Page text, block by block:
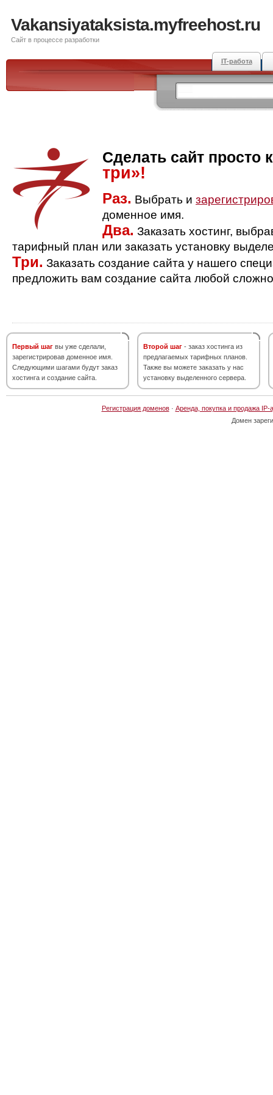
Vakansiyataksista.myfreehost.ru
Сайт в процессе разработки
IT-работа
Сделать сайт просто
три»!
Раз. Выбрать и
доменное имя.
Два. Заказать хостинг,
тарифный план или заказать установку
Три. Заказать создание сайта у нашего
предложить вам создание сайта любой
Первый шаг вы уже сделали,
зарегистрировав доменное имя.
Следующими шагами будут заказ
хостинга и создание сайта.
Второй шаг - заказ хостинга из
предлагаемых тарифных планов.
Также вы можете заказать у нас
установку выделенного сервера.
Регистрация доменов· Аренда, покупка и продажа IP-
Домен